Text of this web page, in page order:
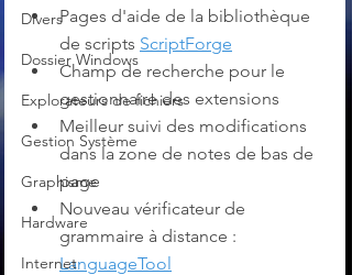
Divers
Dossier Windows
Explorateurs de fichiers
Gestion Système
Graphisme
Hardware
Internet
Pages d'aide de la bibliothèque
de scripts ScriptForge
Champ de recherche pour le
gestionnaire des extensions
Meilleur suivi des modifications
dans la zone de notes de bas de
page
Nouveau vérificateur de
grammaire à distance :
LanguageTool